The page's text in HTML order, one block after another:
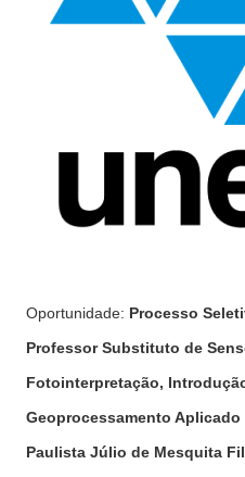
Oportunidade: Processo
Professor Substituto de
Fotointerpretação,
Geoprocessamento Aplicado
Paulista Júlio de Mesquita